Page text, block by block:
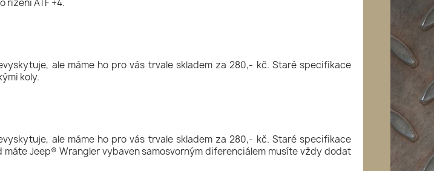
řízení ATF +4.
ale máme ho pro vás trvale skladem za 280,- kč. Staré specifikace
koly.
ale máme ho pro vás trvale skladem za 280,- kč. Staré specifikace
Jeep® Wrangler vybaven samosvorným diferenciálem musíte vždy dodat